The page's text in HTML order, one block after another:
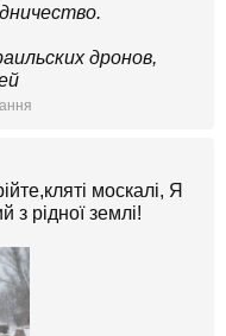
дронов,
москалі, Я
з рідної землі!